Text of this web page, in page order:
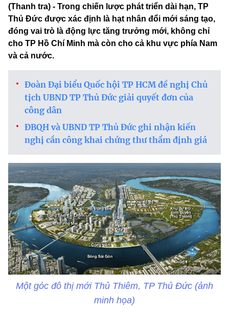
(Thanh tra) - Trong chiến lược phát triển dài hạn, TP
Thủ Đức được xác định là hạt nhân đổi mới sáng tạo,
đóng vai trò là động lực tăng trưởng mới, không chỉ
cho TP Hồ Chí Minh mà còn cho cả khu vực phía Nam
và cả nước.
Đoàn Đại biểu Quốc hội TP HCM đề nghị Chủ
tịch UBND TP Thủ Đức giải quyết đơn của
công dân
ĐBQH và UBND TP Thủ Đức ghi nhận kiến
nghị cần công khai chứng thư thẩm định giá
Một góc đô thị mới Thủ Thiêm, TP Thủ Đức (ảnh
minh họa)